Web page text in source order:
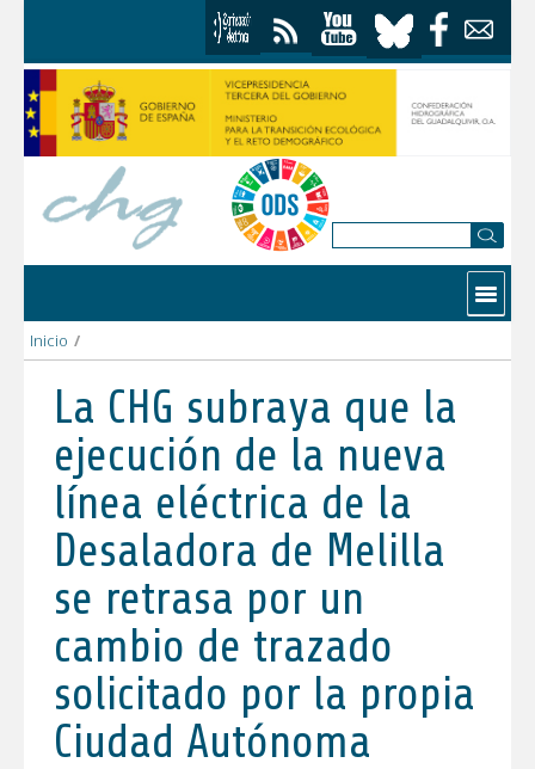
Contactar
Inicio /
La CHG subraya que la
ejecución de la nueva
línea eléctrica de la
Desaladora de Melilla
se retrasa por un
cambio de trazado
solicitado por la propia
Ciudad Autónoma